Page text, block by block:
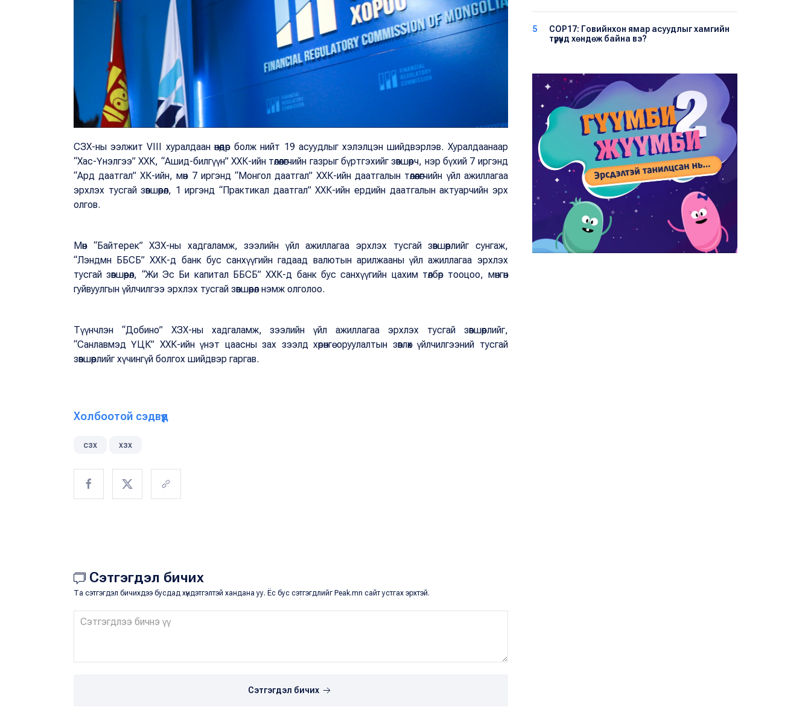
СЗХ-ны ээлжит VIII хуралдаан өнөөдөр болж нийт 19 асуудлыг хэлэлцэн шийдвэрлэв. Хуралдаанаар
“Хас-Үнэлгээ” ХХК, “Ашид-билгүүн” ХХК-ийн төлөөлөгчийн газрыг бүртгэхийг зөвшөөрч, нэр бүхий 7 иргэнд
“Ард даатгал” ХК-ийн, мөн 7 иргэнд “Монгол даатгал” ХХК-ийн даатгалын төлөөлөгчийн үйл ажиллагаа
эрхлэх тусгай зөвшөөрөл, 1 иргэнд “Практикал даатгал” ХХК-ийн ердийн даатгалын актуарчийн эрх
олгов.
Мөн “Байтерек” ХЗХ-ны хадгаламж, зээлийн үйл ажиллагаа эрхлэх тусгай зөвшөөрлийг сунгаж,
“Лэндмн ББСБ” ХХК-д банк бус санхүүгийн гадаад валютын арилжааны үйл ажиллагаа эрхлэх
тусгай зөвшөөрөл, “Жи Эс Би капитал ББСБ” ХХК-д банк бус санхүүгийн цахим төлбөр тооцоо, мөнгөн
гуйвуулгын үйлчилгээ эрхлэх тусгай зөвшөөрөл нэмж олголоо.
Түүнчлэн “Добино” ХЗХ-ны хадгаламж, зээлийн үйл ажиллагаа эрхлэх тусгай зөвшөөрлийг,
“Санлавмэд ҮЦК” ХХК-ийн үнэт цаасны зах зээлд хөрөнгө оруулалтын зөвлөх үйлчилгээний тусгай
зөвшөөрлийг хүчингүй болгох шийдвэр гаргав.
Холбоотой сэдвүүд
сзх хзх
Сэтгэгдэл бичих
Та сэтгэгдэл бичихдээ бусдад хүндэтгэлтэй хандана уу. Ёс бус сэтгэгдлийг Peak.mn сайт устгах эрхтэй.
Сэтгэгдэл бичих
5
COP17: Говийнхон ямар асуудлыг хамгийн
түрүүнд хөндөж байна вэ?